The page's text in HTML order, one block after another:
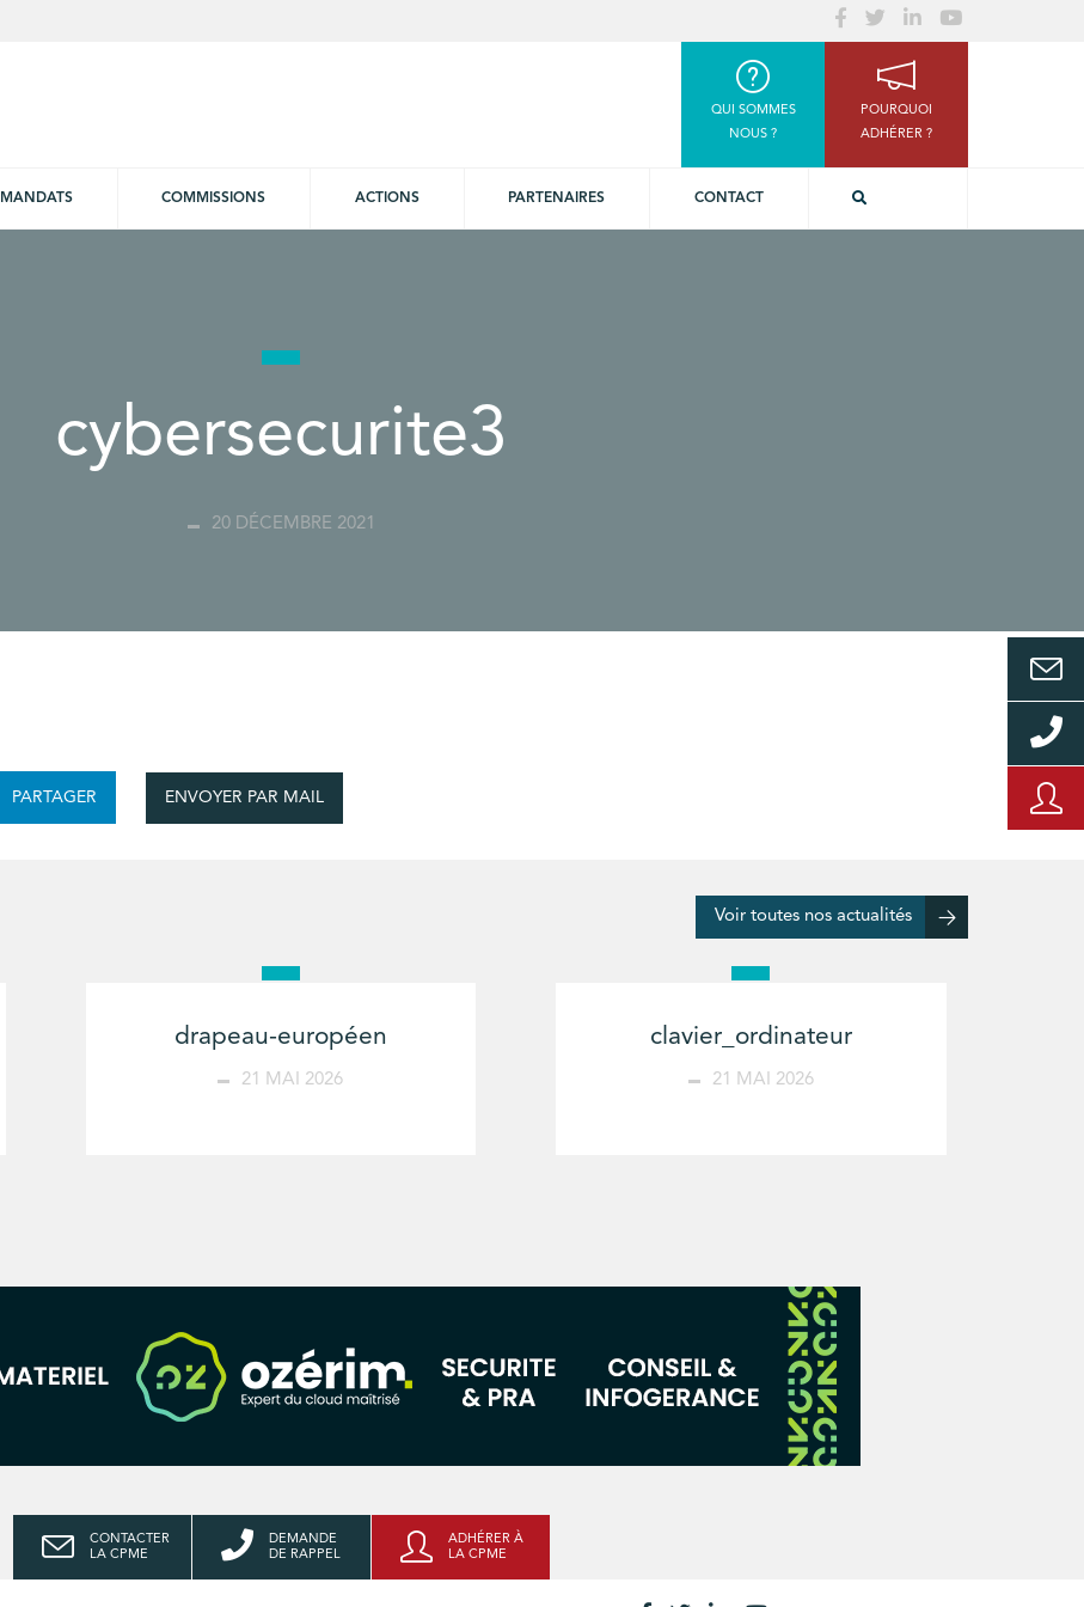
QUI SOMMES
NOUS ?
POURQUOI
ADHÉRER ?
MANDATS COMMISSIONS ACTIONS PARTENAIRES CONTACT
cybersecurite3
20 DÉCEMBRE 2021
PARTAGER ENVOYER PAR MAIL
Voir toutes nos actualités
drapeau-européen
21 MAI 2026
clavier_ordinateur
21 MAI 2026
CONTACTER
LA CPME
DEMANDE
DE RAPPEL
ADHÉRER À
LA CPME